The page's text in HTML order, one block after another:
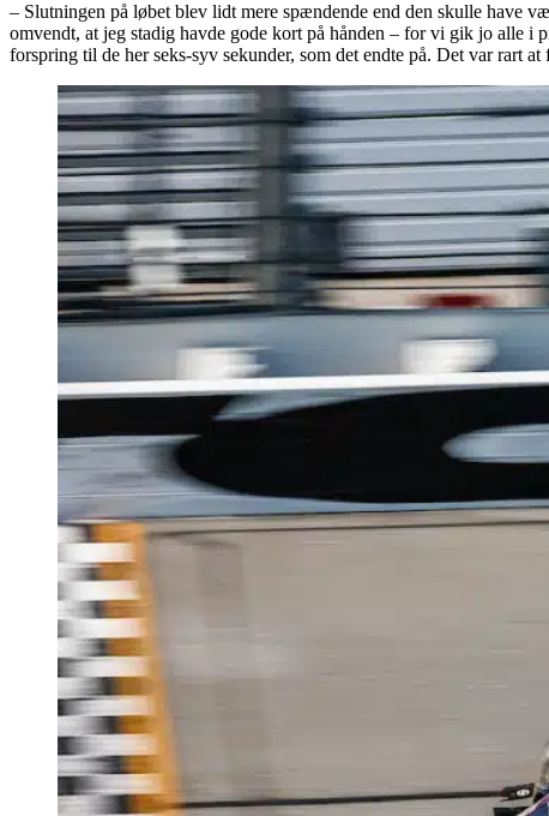
– Slutningen på løbet blev lidt mere spændende end den skulle have
omvendt, at jeg stadig havde gode kort på hånden – for vi gik jo alle i
forspring til de her seks-syv sekunder, som det endte på. Det var rart